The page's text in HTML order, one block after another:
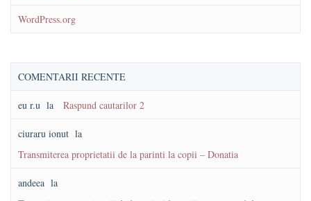
WordPress.org
COMENTARII RECENTE
eu r.u la Raspund cautarilor 2
ciuraru ionut la
Transmiterea proprietatii de la parinti la copii – Donatia
andeea la